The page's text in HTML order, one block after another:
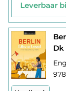
Leverbaar
Dk